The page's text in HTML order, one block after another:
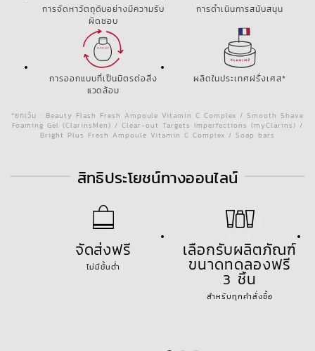
การจัดหาวัตถุดิบอย่างมีความรับ
ผิดชอบ
การดำเนินการสนับสนุน
การออกแบบที่เป็นมิตรต่อสิ่ง
แวดล้อม
ผลิตในประเทศฝรั่งเศส*
*ยกเว้น : Beauty Flash Fresh Ampoule Vitamin C Complex / Smooth Shave
Foaming Gel (ClarinsMen) / Clear-out Targets Imperfections (myClarins) /
Bright Plus Fresh Ampoule Vitamin C Complex / Soap bars
สิทธิประโยชน์ทางออนไลน์
จัดส่งฟรี
ไม่มีขั้นต่ำ
เลือกรับผลิตภัณฑ์
ขนาดทดลองฟรี
3 ชิ้น
สำหรับทุกคำสั่งซื้อ